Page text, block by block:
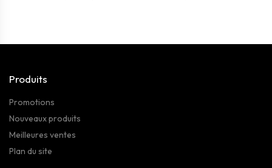
Produits
Promotions
Nouveaux produits
Meilleures ventes
Plan du site